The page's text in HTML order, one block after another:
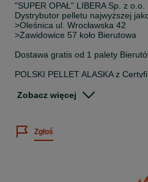
"SUPER OPAŁ" LIBERA Sp. z o.o.
Dystrybutor pelletu najwyższej
>Oleśnica ul. Wrocławska 42
>Zawidowice 57 koło Bierutowa
Dostawa gratis od 1 palety
POLSKI PELLET ALASKA z
*wartość opałowa powyżej 18 MJ/
Zobacz więcej
Zgłoś